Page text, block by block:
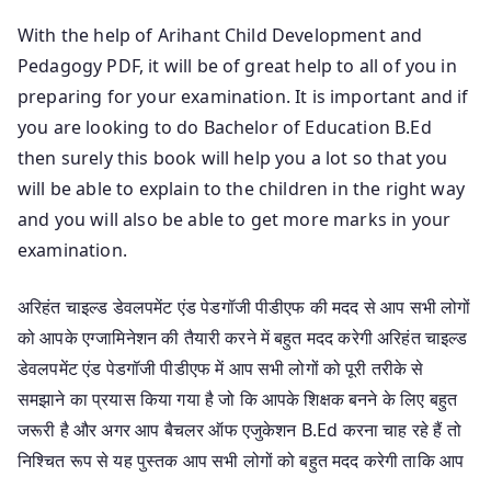
With the help of Arihant Child Development and
Pedagogy PDF, it will be of great help to all of you in
preparing for your examination. It is important and if
you are looking to do Bachelor of Education B.Ed
then surely this book will help you a lot so that you
will be able to explain to the children in the right way
and you will also be able to get more marks in your
examination.
अरिहंत चाइल्ड डेवलपमेंट एंड पेडगॉजी पीडीएफ की मदद से आप सभी लोगों
को आपके एग्जामिनेशन की तैयारी करने में बहुत मदद करेगी अरिहंत चाइल्ड
डेवलपमेंट एंड पेडगॉजी पीडीएफ में आप सभी लोगों को पूरी तरीके से
समझाने का प्रयास किया गया है जो कि आपके शिक्षक बनने के लिए बहुत
जरूरी है और अगर आप बैचलर ऑफ एजुकेशन B.Ed करना चाह रहे हैं तो
निश्चित रूप से यह पुस्तक आप सभी लोगों को बहुत मदद करेगी ताकि आप